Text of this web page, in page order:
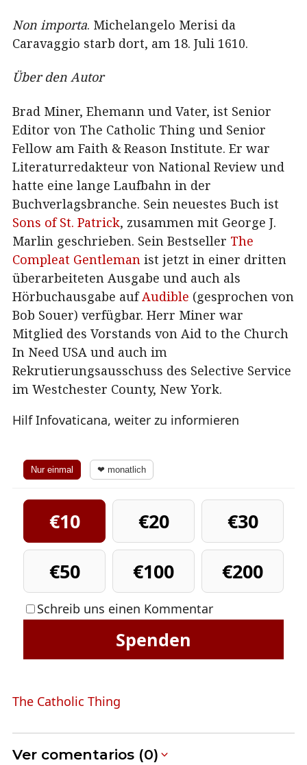
Non importa. Michelangelo Merisi da
Caravaggio starb dort, am 18. Juli 1610.
Über den Autor
Brad Miner, Ehemann und Vater, ist Senior
Editor von The Catholic Thing und Senior
Fellow am Faith & Reason Institute. Er war
Literaturredakteur von National Review und
hatte eine lange Laufbahn in der
Buchverlagsbranche. Sein neuestes Buch ist
Sons of St. Patrick, zusammen mit George J.
Marlin geschrieben. Sein Bestseller The
Compleat Gentleman ist jetzt in einer dritten
überarbeiteten Ausgabe und auch als
Hörbuchausgabe aufAudible (gesprochen von
Bob Souer) verfügbar. Herr Miner war
Mitglied des Vorstands von Aid to the Church
In Need USA und auch im
Rekrutierungsausschuss des Selective Service
im Westchester County, New York.
Hilf Infovaticana, weiter zu informieren
Nur einmal ❤ monatlich
€10 €20
€30
€50
€100 €200
Schreib uns einen Kommentar
Spenden
The Catholic Thing
Ver comentarios (0)